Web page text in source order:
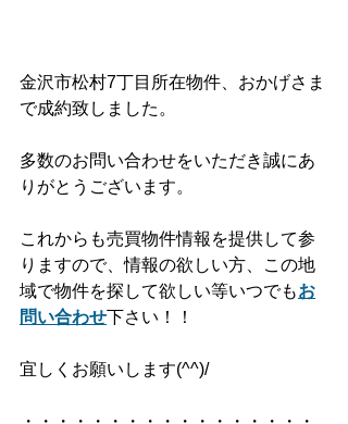
金沢市松村7丁目所在物件、おかげさま
で成約致しました。
多数のお問い合わせをいただき誠にあ
りがとうございます。
これからも売買物件情報を提供して参
りますので、情報の欲しい方、この地
域で物件を探して欲しい等いつでもお
問い合わせ下さい！！
宜しくお願いします(^^)/